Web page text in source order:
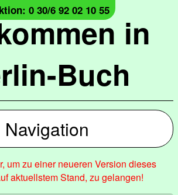
in
Buch
0 30/6 92 02 10 55
Navigation
um zu einer neueren Version dieses
aktuellstem Stand, zu gelangen!